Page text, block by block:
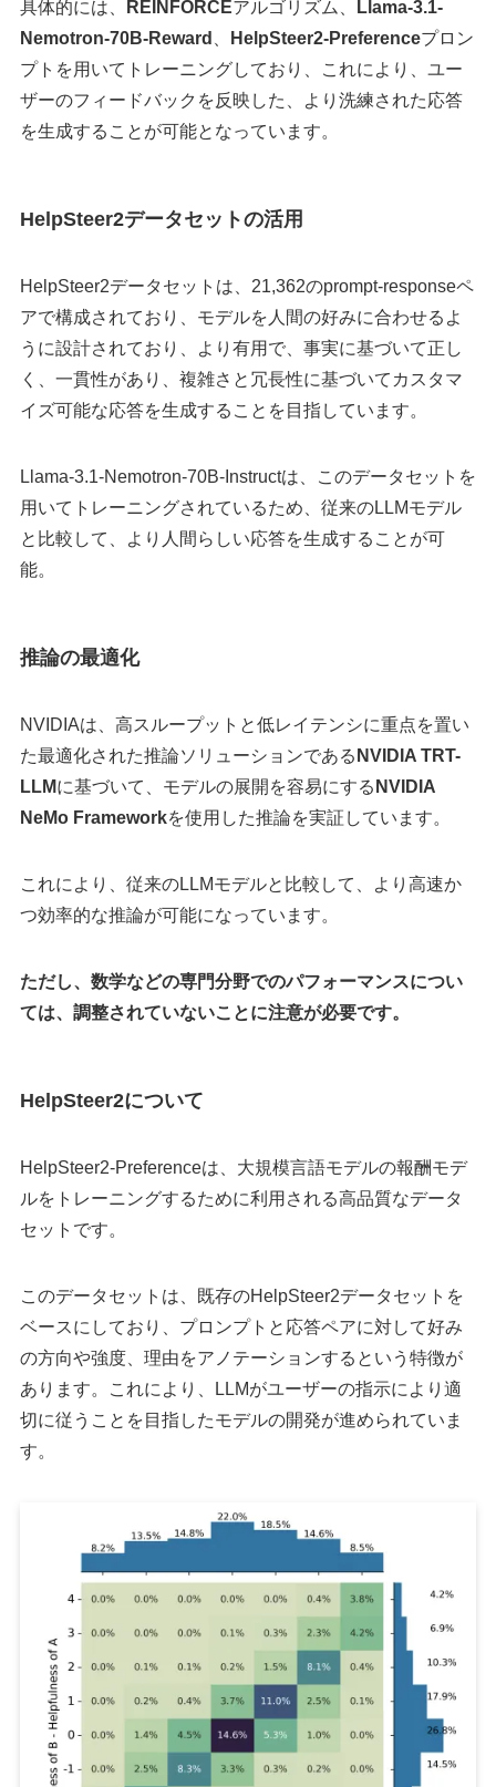
具体的には、 REINFORCEアルゴリズム、
Llama-3.1-
Nemotron-70B-Reward
HelpSteer2-Preferenceプロン
プトを用いてトレーニングしており、これにより、ユー
ザーのフィードバックを反映した、より洗練された応答
を生成することが可能となっています。
HelpSteer2データセットの活用
HelpSteer2データセットは、21,362のprompt-responseペ
アで構成されており、モデルを人間の好みに合わせるよ
うに設計されており、より有用で、事実に基づいて正し
く、一貫性があり、複雑さと冗長性に基づいてカスタマ
イズ可能な応答を生成することを目指しています。
Llama-3.1-Nemotron-70B-Instructは、このデータセットを
用いてトレーニングされているため、従来のLLMモデル
と比較して、より人間らしい応答を生成することが可
能。
推論の最適化
NVIDIAは、高スループットと低レイテンシに重点を置い
た最適化された推論ソリューションである NVIDIA TRT-
LLMに基づいて、モデルの展開を容易にする NVIDIA
NeMo Frameworkを使用した推論を実証しています。
これにより、従来のLLMモデルと比較して、より高速か
つ効率的な推論が可能になっています。
ただし、数学などの専門分野でのパフォーマンスについ
ては、調整されていないことに注意が必要です。
HelpSteer2について
HelpSteer2-Preferenceは、大規模言語モデルの報酬モデ
ルをトレーニングするために利用される高品質なデータ
セットです。
このデータセットは、既存のHelpSteer2データセットを
ベースにしており、プロンプトと応答ペアに対して好み
の方向や強度、理由をアノテーションするという特徴が
あります。これにより、LLMがユーザーの指示により適
切に従うことを目指したモデルの開発が進められていま
す。